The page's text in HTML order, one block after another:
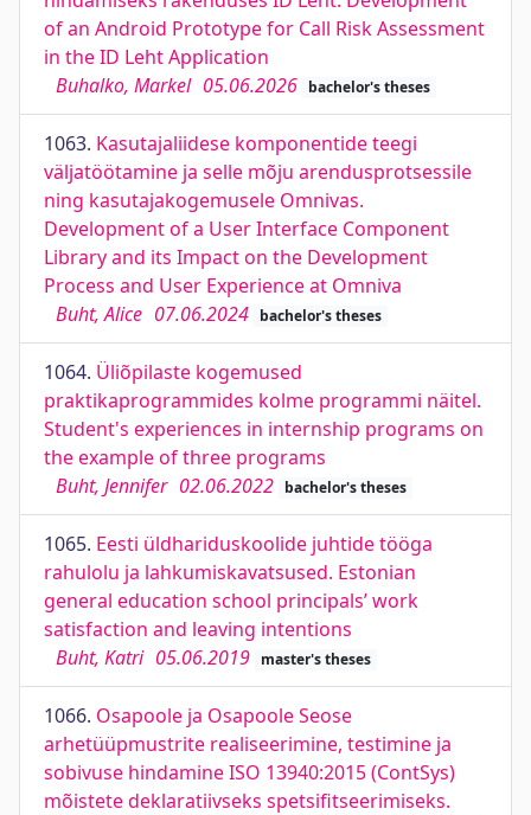
of an Android Prototype for Call Risk Assessment
in the ID Leht Application
Buhalko, Markel 05.06.2026 bachelor's theses
1063. Kasutajaliidese komponentide teegi
väljatöötamine ja selle mõju arendusprotsessile
ning kasutajakogemusele Omnivas.
Development of a User Interface Component
Library and its Impact on the Development
Process and User Experience at Omniva
Buht, Alice 07.06.2024 bachelor's theses
1064. Üliõpilaste kogemused
praktikaprogrammides kolme programmi näitel.
Student's experiences in internship programs on
the example of three programs
Buht, Jennifer 02.06.2022 bachelor's theses
1065. Eesti üldhariduskoolide juhtide tööga
rahulolu ja lahkumiskavatsused. Estonian
general education school principals’ work
satisfaction and leaving intentions
Buht, Katri 05.06.2019 master's theses
1066. Osapoole ja Osapoole Seose
arhetüüpmustrite realiseerimine, testimine ja
sobivuse hindamine ISO 13940:2015 (ContSys)
mõistete deklaratiivseks spetsifitseerimiseks.